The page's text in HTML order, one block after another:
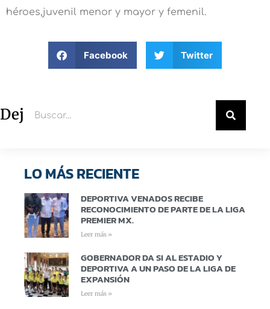
héroes,juvenil menor y mayor y femenil.
Facebook Twitter
Deja un comentario
LO MÁS RECIENTE
DEPORTIVA VENADOS RECIBE
RECONOCIMIENTO DE PARTE DE LA LIGA
PREMIER MX.
Leer más »
GOBERNADOR DA SI AL ESTADIO Y
DEPORTIVA A UN PASO DE LA LIGA DE
EXPANSIÓN
Leer más »